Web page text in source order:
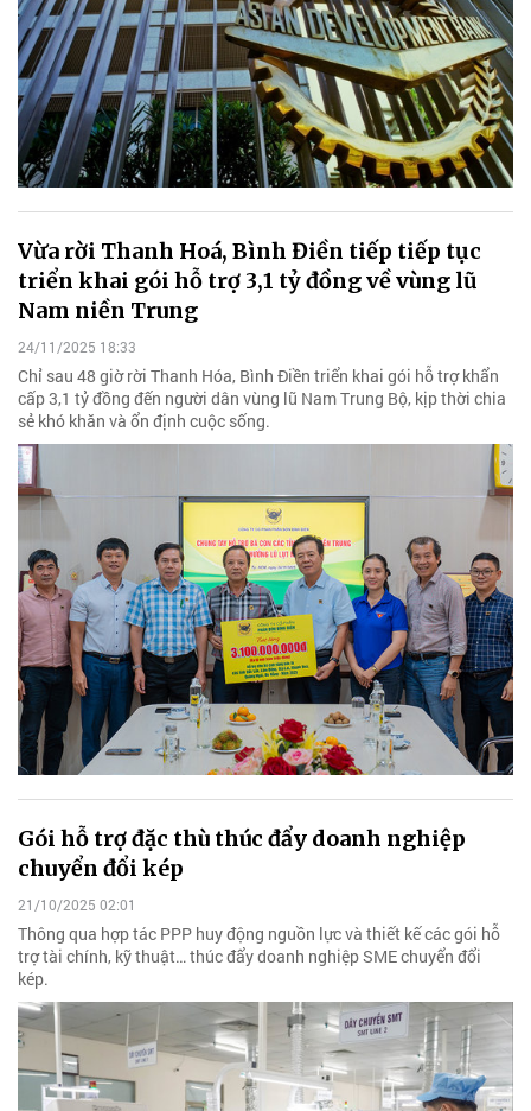
Vừa rời Thanh Hoá, Bình Điền tiếp tiếp tục
triển khai gói hỗ trợ 3,1 tỷ đồng về vùng lũ
Nam niền Trung
24/11/2025 18:33
Chỉ sau 48 giờ rời Thanh Hóa, Bình Điền triển khai gói hỗ trợ khẩn
cấp 3,1 tỷ đồng đến người dân vùng lũ Nam Trung Bộ, kịp thời chia
sẻ khó khăn và ổn định cuộc sống.
Gói hỗ trợ đặc thù thúc đẩy doanh nghiệp
chuyển đổi kép
21/10/2025 02:01
Thông qua hợp tác PPP huy động nguồn lực và thiết kế các gói hỗ
trợ tài chính, kỹ thuật… thúc đẩy doanh nghiệp SME chuyển đổi
kép.